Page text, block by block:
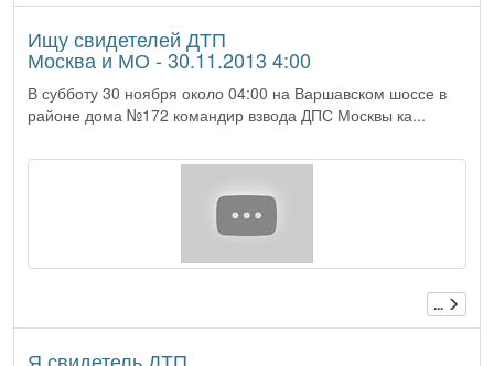
Ищу свидетелей ДТП
Москва и МО - 30.11.2013 4:00
В субботу 30 ноября около 04:00 на Варшавском шоссе в
районе дома №172 командир взвода ДПС Москвы ка...
...